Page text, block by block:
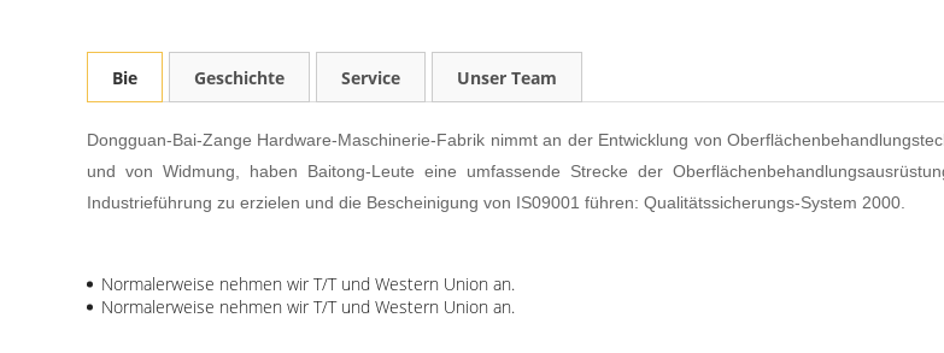
Bie Geschichte Service Unser Team
Dongguan-Bai-Zange Hardware-Maschinerie-Fabrik nimmt an der Entwicklung von
und von Widmung, haben Baitong-Leute eine umfassende Strecke der
Industrieführung zu erzielen und die Bescheinigung von IS09001 führen: Qualitätssicherungs-System 2000.
Normalerweise nehmen wir T/T und Western Union an.
Normalerweise nehmen wir T/T und Western Union an.